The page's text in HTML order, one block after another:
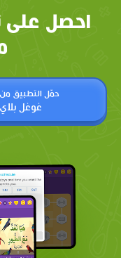
احصل على
حمّل التطبيق من
غوغل بلاي